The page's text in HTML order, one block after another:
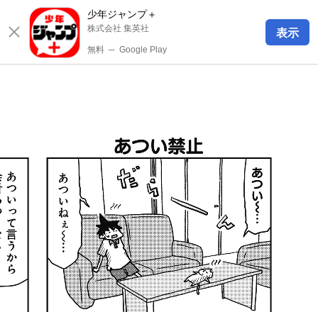
少年ジャンプ＋
株式会社 集英社
無料 ─ Google Play
表示